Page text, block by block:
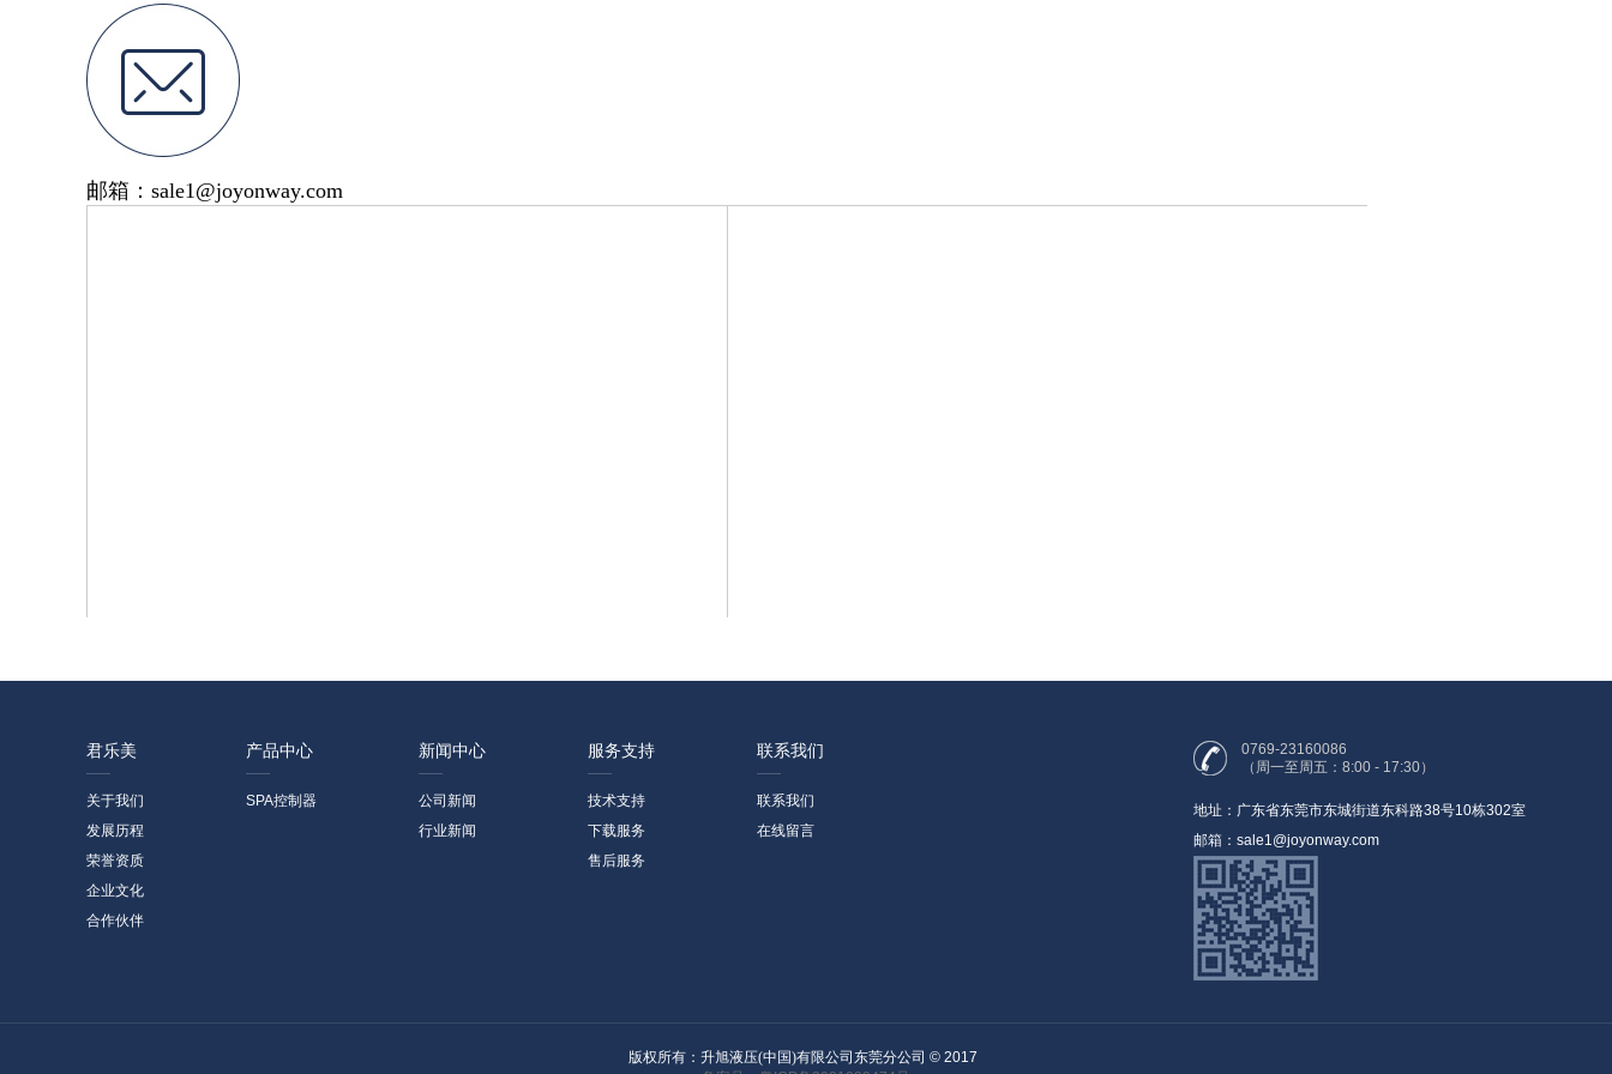
邮箱：sale1@joyonway.com
君乐美
关于我们
发展历程
荣誉资质
企业文化
合作伙伴
产品中心
SPA控制器
新闻中心
公司新闻
行业新闻
服务支持
技术支持
下载服务
售后服务
联系我们
联系我们
在线留言
0769-23160086
（周一至周五：8:00 - 17:30）
地址：广东省东莞市东城街道东科路38号10栋302室
邮箱：sale1@joyonway.com
版权所有： 升旭液压(中国)有限公司东莞分公司 © 2017